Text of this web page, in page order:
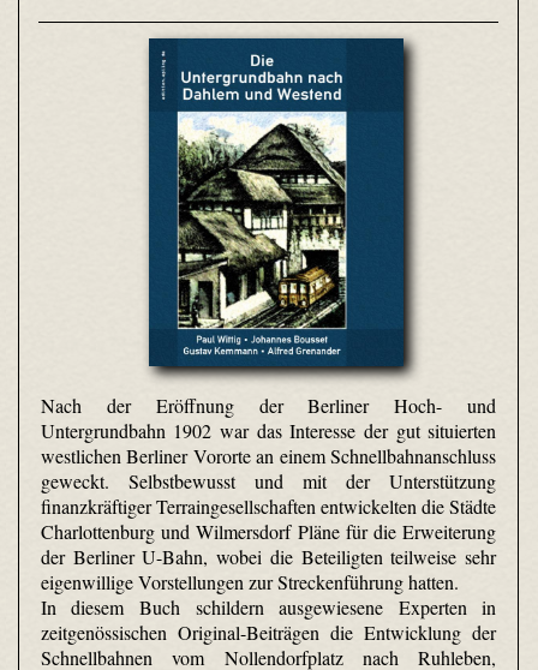
Nach der Eröffnung der Berliner Hoch- und
Untergrundbahn 1902 war das Interesse der gut situierten
westlichen Berliner Vororte an einem Schnellbahnanschluss
geweckt. Selbstbewusst und mit der Unterstützung
finanzkräftiger Terraingesellschaften entwickelten die Städte
Charlottenburg und Wilmersdorf Pläne für die Erweiterung
der Berliner U-Bahn, wobei die Beteiligten teilweise sehr
eigenwillige Vorstellungen zur Streckenführung hatten.
In diesem Buch schildern ausgewiesene Experten in
zeitgenössischen Original-Beiträgen die Entwicklung der
Schnellbahnen vom Nollendorfplatz nach Ruhleben,